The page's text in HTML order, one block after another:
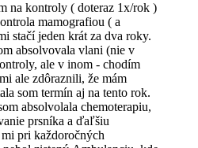
na kontroly ( doteraz 1x/rok )
mamografiou ( a
stačí jeden krát za dva roky.
absolvovala vlani (nie v
ale v inom - chodím
ale zdôraznili, že mám
som termín aj na tento rok.
absolvolala chemoterapiu,
prsníka a ďaľšiu
pri každoročných